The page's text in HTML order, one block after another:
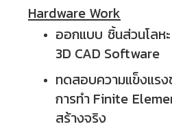
Hardware Work
ออกแบบ ชิ้นส่วนโลห
3D CAD Software
ทดสอบความแข็งแร
การทำ Finite
สร้างจริง